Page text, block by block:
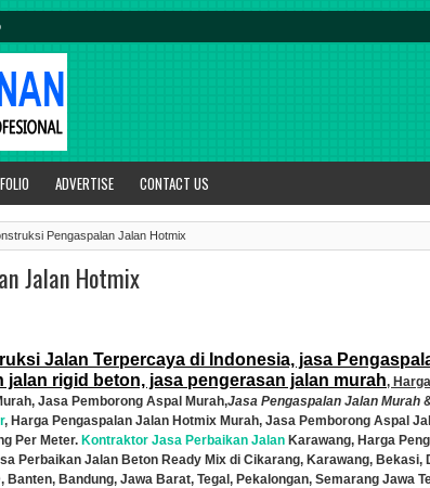
ADVERTISE CONTACT US
Pengaspalan Jalan Hotmix
Jalan Hotmix
Jalan Terpercaya di Indonesia, jasa
rigid beton, jasa pengerasan jalan murah,
Jasa Pemborong Aspal Murah,Jasa Pengaspalan Jalan Murah
, Harga Pengaspalan Jalan Hotmix Murah, Jasa Pemborong Aspal
Per Meter. Kontraktor Jasa Perbaikan Jalan Karawang, Harga
Perbaikan Jalan Beton Ready Mix di Cikarang, Karawang, Bekasi,
Bandung, Jawa Barat, Tegal, Pekalongan, Semarang Jawa